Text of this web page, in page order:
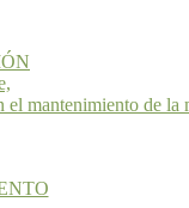
el mantenimiento de la